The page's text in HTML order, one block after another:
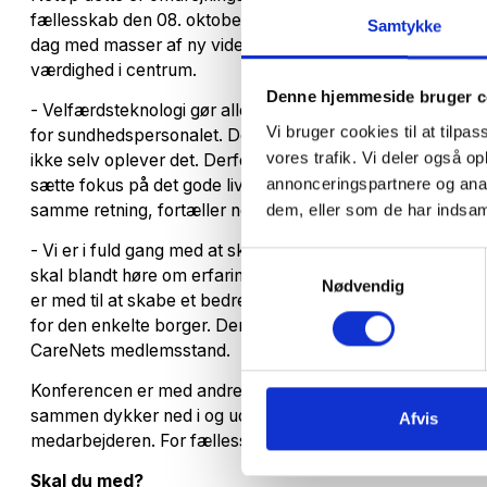
Samtykke
Denne hjemmeside bruger
Vi bruger cookies til at
vores trafik. Vi deler også
annonceringspartnere og
dem, eller som de har
Samtykkevalg
Nødvendig
Afvis
fællesskab den 08. oktober 2025 ved DOKK1 i Aarhus.
dag med masser af ny viden om velfærdsteknologi og
værdighed i centrum.
- Velfærdsteknologi gør allerede en stor forskel i praksis
for sundhedspersonalet. De historier er vigtige at
ikke selv oplever det. Derfor ønsker vi – sammen med
sætte fokus på det gode liv med velfærdsteknologi. Jeg
samme retning, fortæller netværksleder i CareNet,
- Vi er i fuld gang med at skabe et spændende program
skal blandt høre om erfaringer i praksis med hurtig og
er med til at skabe et bedre arbejdsmiljø for
for den enkelte borger. Der er masser af godt i vente, og
CareNets medlemsstand.
Konferencen er med andre ord ikke ’bare’ et sted, hvor
sammen dykker ned i og udforsker, hvordan
medarbejderen. For fællesskabet.
Skal du med?